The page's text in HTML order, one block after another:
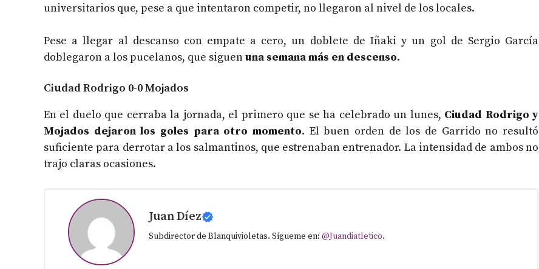
universitarios que, pese a que intentaron competir, no llegaron al nivel de los locales.
Pese a llegar al descanso con empate a cero, un doblete de Iñaki y un gol de Sergio García
doblegaron a los pucelanos, que siguenuna semana más en descenso.
Ciudad Rodrigo 0-0 Mojados
En el duelo que cerraba la jornada, el primero que se ha celebrado un lunes, Ciudad Rodrigo y
Mojados dejaron los goles para otro momento. El buen orden de los de Garrido no resultó
suficiente para derrotar a los salmantinos, que estrenaban entrenador. La intensidad de ambos no
trajo claras ocasiones.
Juan Díez
Subdirector de Blanquivioletas. Sígueme en: @Juandiatletico.